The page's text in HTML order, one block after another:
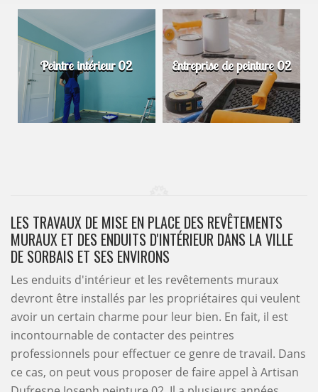
Peintre intérieur 02 Entreprise de peinture 02
LES TRAVAUX DE MISE EN PLACE DES REVÊTEMENTS
MURAUX ET DES ENDUITS D'INTÉRIEUR DANS LA VILLE
DE SORBAIS ET SES ENVIRONS
Les enduits d'intérieur et les revêtements muraux
devront être installés par les propriétaires qui veulent
avoir un certain charme pour leur bien. En fait, il est
incontournable de contacter des peintres
professionnels pour effectuer ce genre de travail. Dans
ce cas, on peut vous proposer de faire appel à Artisan